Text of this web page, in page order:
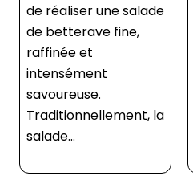
recette de salade
César. Pour réaliser
cette sauce mimosa,
vous aurez besoin
d’un siphon ainsi que
d’un mixeur ou bras
mixeur. Cette sauce...